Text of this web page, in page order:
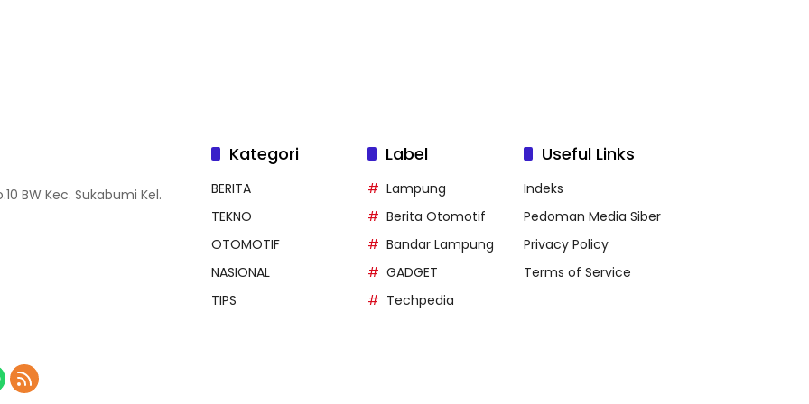
BW Kec. Sukabumi Kel.
Kategori
BERITA
TEKNO
OTOMOTIF
NASIONAL
TIPS
Label
Lampung
Berita Otomotif
Bandar Lampung
GADGET
Techpedia
Useful Links
Indeks
Pedoman Media Siber
Privacy Policy
Terms of Service